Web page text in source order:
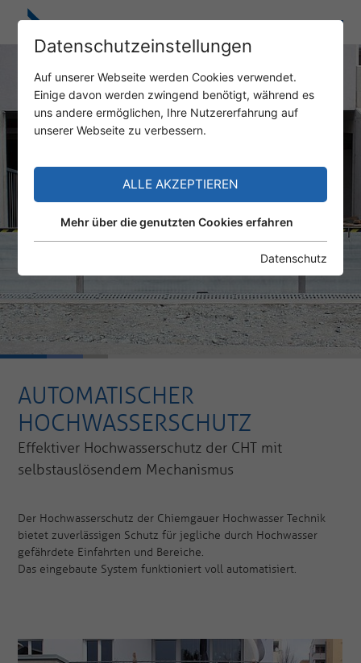
AUTOMATISCHER
HOCHWASSERSCHUTZ
Effektiver Hochwasserschutz der CHT mit
selbstauslösendem Mechanismus
Der Hochwasserschutz der Chiemgauer Hochwasser Technik
bietet zuverlässigen Schutz für jegliche durch Hochwasser
gefährdete Einfahrten und Bereiche.
Das eingebaute System funktioniert voll automatisiert.
Datenschutzeinstellungen
Auf unserer Webseite werden Cookies verwendet.
Einige davon werden zwingend benötigt, während es
uns andere ermöglichen, Ihre Nutzererfahrung auf
unserer Webseite zu verbessern.
ALLE AKZEPTIEREN
Mehr über die genutzten Cookies erfahren
Datenschutz